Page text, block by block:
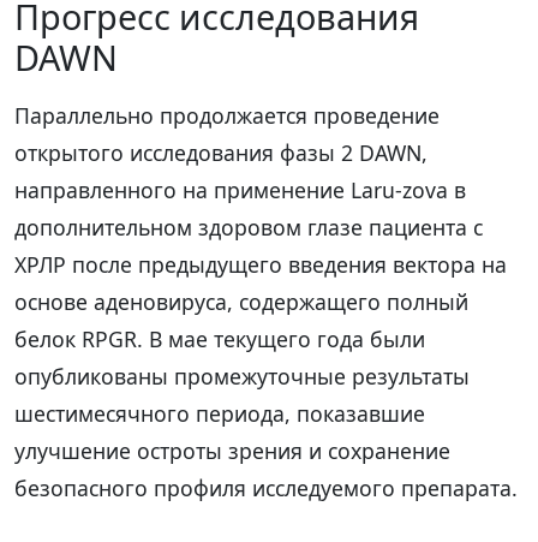
Прогресс исследования
DAWN
Параллельно продолжается проведение
открытого исследования фазы 2 DAWN,
направленного на применение Laru-zova в
дополнительном здоровом глазе пациента с
ХРЛР после предыдущего введения вектора на
основе аденовируса, содержащего полный
белок RPGR. В мае текущего года были
опубликованы промежуточные результаты
шестимесячного периода, показавшие
улучшение остроты зрения и сохранение
безопасного профиля исследуемого препарата.